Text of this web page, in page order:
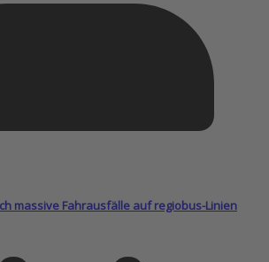
massive Fahrausfälle auf regiobus-Linien